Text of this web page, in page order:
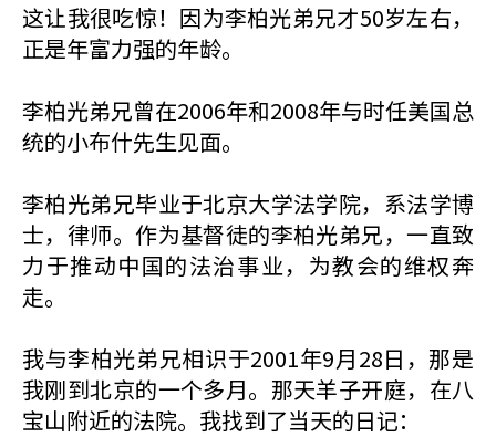
这让我很吃惊！因为李柏光弟兄才50岁左右，
正是年富力强的年龄。
李柏光弟兄曾在2006年和2008年与时任美国总
统的小布什先生见面。
李柏光弟兄毕业于北京大学法学院，系法学博
士，律师。作为基督徒的李柏光弟兄，一直致
力于推动中国的法治事业，为教会的维权奔
走。
我与李柏光弟兄相识于2001年9月28日，那是
我刚到北京的一个多月。那天羊子开庭，在八
宝山附近的法院。我找到了当天的日记：